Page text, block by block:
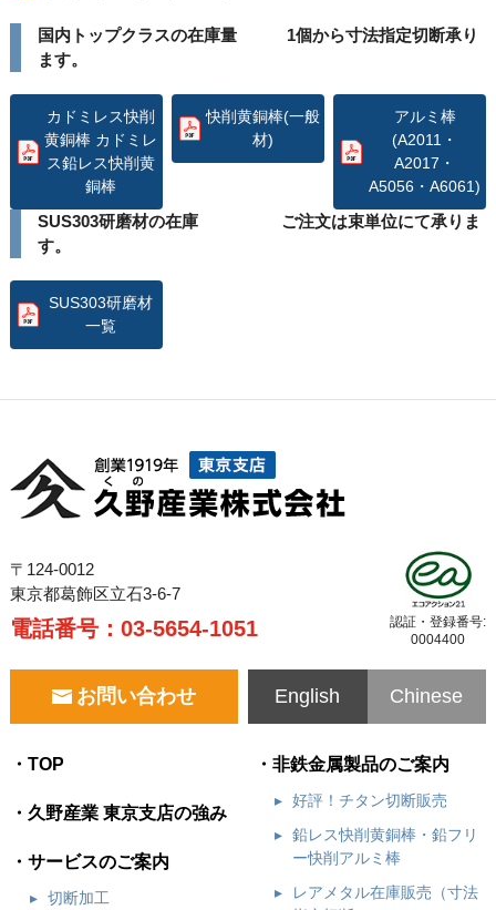
国内トップクラスの在庫量 1個から寸法指定切断承り
ます。
カドミレス快削
黄銅棒 カドミレ
ス鉛レス快削黄
銅棒
快削黄銅棒(一般
材)
アルミ棒
(A2011・
A2017・
A5056・A6061)
SUS303研磨材の在庫 ご注文は束単位にて承りま
す。
SUS303研磨材
一覧
〒124-0012
東京都葛飾区立石3-6-7
電話番号： 03-5654-1051
認証・登録番号:
0004400
お問い合わせ English Chinese
TOP
久野産業 東京支店の強み
サービスのご案内
切断加工
非鉄金属製品のご案内
好評！チタン切断販売
鉛レス快削黄銅棒・鉛フリ
ー快削アルミ棒
レアメタル在庫販売（寸法